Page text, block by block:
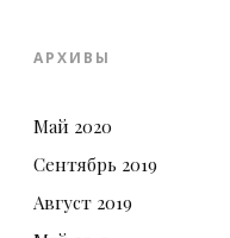
АРХИВЫ
Май 2020
Сентябрь 2019
Август 2019